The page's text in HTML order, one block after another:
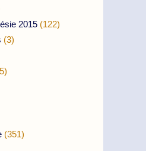
2015 (122)
(3)
(351)